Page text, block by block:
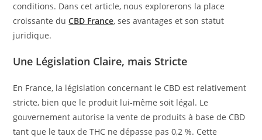
conditions. Dans cet article, nous explorerons la place
croissante duCBD France, ses avantages et son statut
juridique.
Une Législation Claire, mais Stricte
En France, la législation concernant le CBD est relativement
stricte, bien que le produit lui-même soit légal. Le
gouvernement autorise la vente de produits à base de CBD
tant que le taux de THC ne dépasse pas 0,2 %. Cette